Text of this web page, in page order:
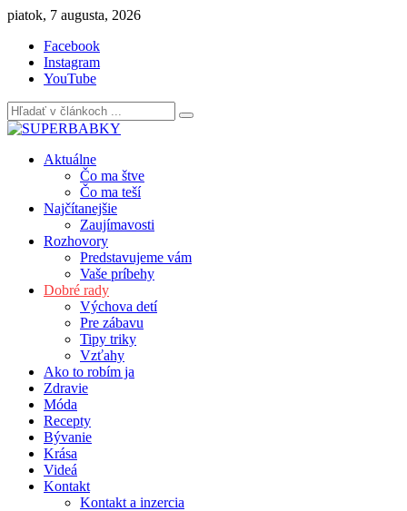
Skip
content
piatok, 7 augusta, 2026
Facebook
Instagram
YouTube
Aktuálne
Čo ma štve
Čo ma teší
Najčítanejšie
Zaujímavosti
Rozhovory
Predstavujeme vám
Vaše príbehy
Dobré rady
Výchova detí
Pre zábavu
Tipy triky
Vzťahy
Ako to robím ja
Zdravie
Móda
Recepty
Bývanie
Krása
Videá
Kontakt
Kontakt a inzercia